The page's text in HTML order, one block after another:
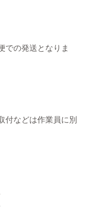
での発送となりま
などは作業員に別